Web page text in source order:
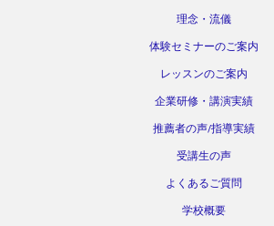
理念・流儀
体験セミナーのご案内
レッスンのご案内
企業研修・講演実績
推薦者の声/指導実績
受講生の声
よくあるご質問
学校概要